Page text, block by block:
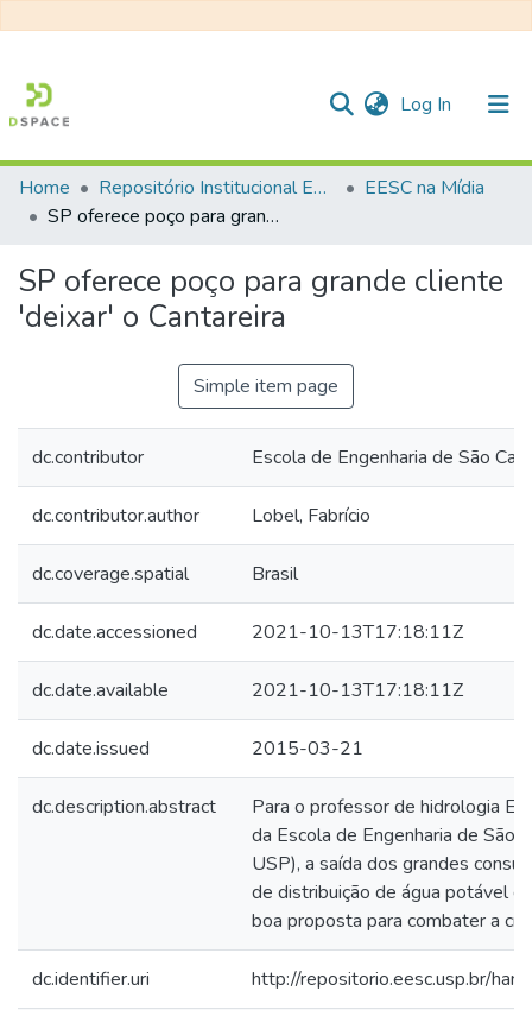
Log In (current)
Communities & Collections
Statistics
Home Repositório Institucional EESC
EESC na Mídia
SP oferece poço para grande cliente 'deixar' o Cantareira
SP oferece poço para grande cliente
'deixar' o Cantareira
Simple item page
dc.contributor Escola de Engenharia de São
dc.contributor.author Lobel, Fabrício
dc.coverage.spatial Brasil
dc.date.accessioned 2021-10-13T17:18:11Z
dc.date.available 2021-10-13T17:18:11Z
dc.date.issued 2015-03-21
dc.description.abstract
Para o professor de hidrologia
da Escola de Engenharia de São
USP), a saída dos grandes
de distribuição de água potável
boa proposta para combater a
dc.identifier.uri http://repositorio.eesc.usp.br/